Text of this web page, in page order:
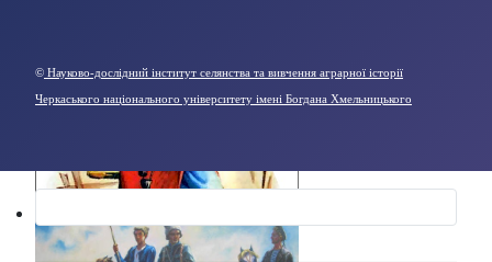
© Науково-дослідний інститут селянства та вивчення аграрної історії
Черкаського національного університету імені Богдана Хмельницького